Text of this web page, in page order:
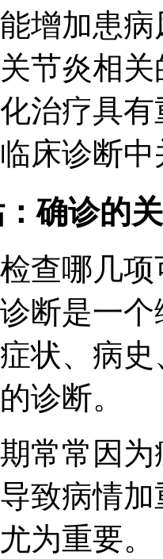
增加患
节炎相
治疗具
床诊断
确诊的
查哪几
断是一
状、病
诊断。
常常因
致病情
为重要。